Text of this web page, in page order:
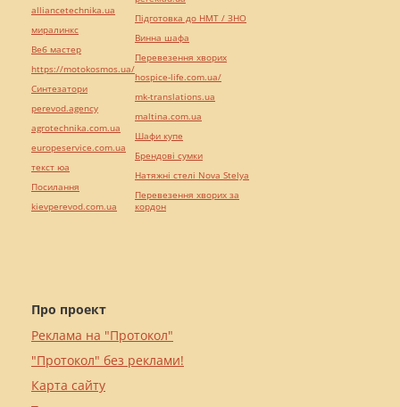
Про проект
Реклама на "Протокол"
"Протокол" без реклами!
Карта сайту
alliancetechnika.ua
миралинкс
Веб мастер
https://motokosmos.ua/
Синтезатори
perevod.agency
agrotechnika.com.ua
europeservice.com.ua
текст юа
Посилання
kievperevod.com.ua
Підготовка до НМТ / ЗНО
Винна шафа
Перевезення хворих
hospice-life.com.ua/
mk-translations.ua
maltina.com.ua
Шафи купе
Брендові сумки
Натяжні стелі Nova Stelya
Перевезення хворих за
кордон